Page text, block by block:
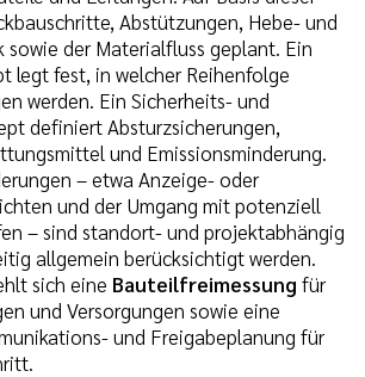
Abstützungen, Hebe- und
sowie der Materialfluss geplant. Ein
legt fest, in welcher Reihenfolge
werden. Ein Sicherheits- und
definiert Absturzsicherungen,
und Emissionsminderung.
– etwa Anzeige- oder
und der Umgang mit potenziell
– sind standort- und projektabhängig
allgemein berücksichtigt werden.
sich eine Bauteilfreimessung für
und Versorgungen sowie eine
und Freigabeplanung für